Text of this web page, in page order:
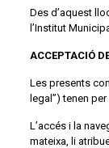
Des d’aquest
l’Institut
ACCEPTACIÓ
Les presents
legal”) tenen
L’accés i la
mateixa, li